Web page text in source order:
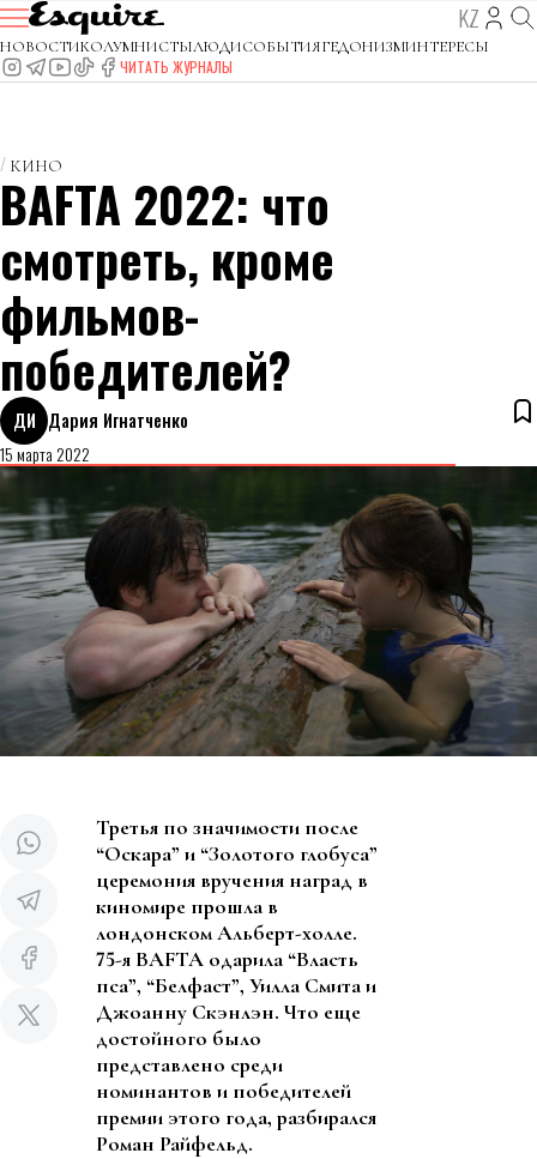
KZ
НОВОСТИКОЛУМНИСТЫЛЮДИСОБЫТИЯГЕДОНИЗМИНТЕРЕСЫ
ЧИТАТЬ ЖУРНАЛЫ
КИНО
BAFTA 2022: что
смотреть, кроме
фильмов-
победителей?
ДИ Дария Игнатченко
15 марта 2022
Третья по значимости после
“Оскара” и “Золотого глобуса”
церемония вручения наград в
киномире прошла в
лондонском Альберт-холле.
75-я BAFTA одарила “Власть
пса”, “Белфаст”, Уилла Смита и
Джоанну Скэнлэн. Что еще
достойного было
представлено среди
номинантов и победителей
премии этого года, разбирался
Роман Райфельд.